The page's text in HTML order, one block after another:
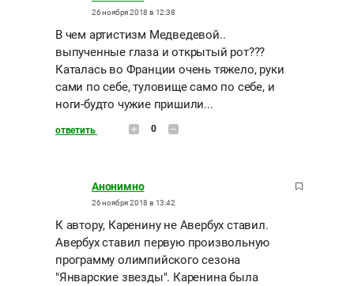
26 ноября 2018 в 12:38
В чем артистизм Медведевой..
выпученные глаза и открытый рот???
Каталась во Франции очень тяжело, руки
сами по себе, туловище само по себе, и
ноги-будто чужие пришили...
ответить 0
Анонимно
26 ноября 2018 в 13:42
К автору, Каренину не Авербух ставил.
Авербух ставил первую произвольную
программу олимпийского сезона
"Январские звезды". Каренина была